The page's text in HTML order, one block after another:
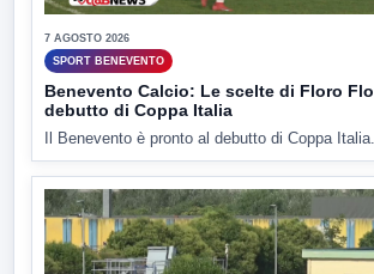
7 AGOSTO 2026
SPORT BENEVENTO
Benevento Calcio: Le scelte di Floro
debutto di Coppa Italia
Il Benevento è pronto al debutto di Coppa